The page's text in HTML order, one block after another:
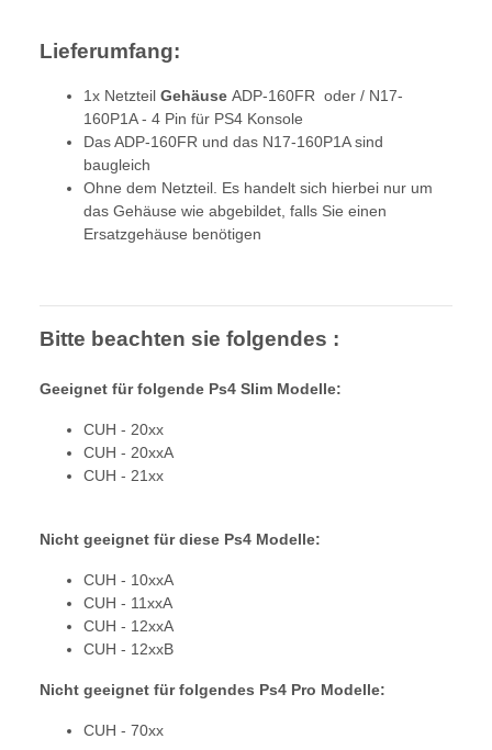
Lieferumfang:
1x Netzteil Gehäuse ADP-160FR oder / N17-
160P1A - 4 Pin für PS4 Konsole
Das ADP-160FR und das N17-160P1A sind
baugleich
Ohne dem Netzteil. Es handelt sich hierbei nur um
das Gehäuse wie abgebildet, falls Sie einen
Ersatzgehäuse benötigen
Bitte beachten sie folgendes :
Geeignet für folgende Ps4 Slim Modelle:
CUH - 20xx
CUH - 20xxA
CUH - 21xx
Nicht geeignet für diese Ps4 Modelle:
CUH - 10xxA
CUH - 11xxA
CUH - 12xxA
CUH - 12xxB
Nicht geeignet für folgendes Ps4 Pro Modelle:
CUH - 70xx